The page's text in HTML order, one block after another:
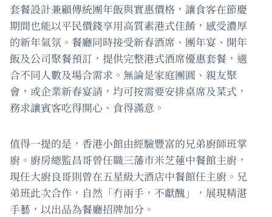
套餐設計兼顧傳統團年飯與實惠價格，讓食客在節慶
期間也能以平民價錢享用高質素港式佳餚，感受濃厚
的新年氣氛。餐廳同時接受新春酒席、團年宴、開年
飯及公司聚餐預訂，提供完整港式酒席優惠套餐，適
合不同人數及場合需求。無論是家庭團圓、親友聚
會，或企業新春宴請，均可按需要安排桌席及菜式，
務求讓賓客吃得開心、食得滿意。
值得一提的是，香港小館由經驗豐富的兄弟廚師班掌
廚。廚房總監昌哥曾任職三藩市米芝蓮中餐館主廚，
現任大廚良哥則曾在五星級大酒店中餐館任主廚。兄
弟班此次合作，自然「冇兩手，不獻醜」，展現精湛
手藝，以出品為餐廳招牌加分。